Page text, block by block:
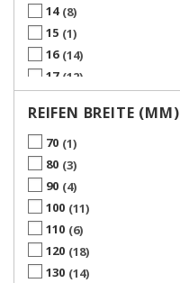
14 8
15 1
16 14
17 12
REIFEN BREITE (MM)
70 1
80 3
90 4
100 11
110 6
120 18
130 14